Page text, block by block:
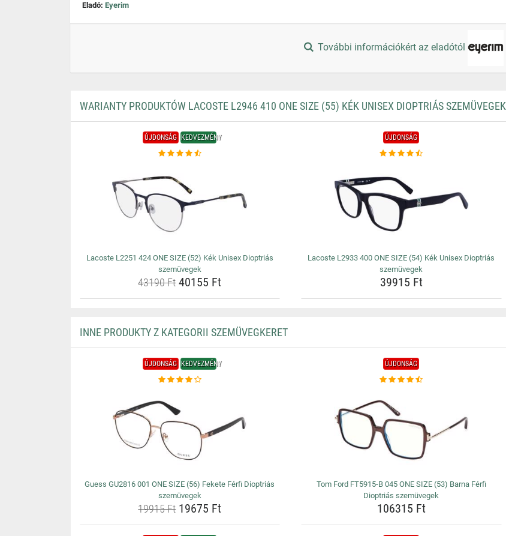
Eladó: Eyerim
További információkért az eladótól
WARIANTY PRODUKTÓW LACOSTE L2946 410 ONE SIZE (55) KÉK UNISEX DIOPTRIÁS SZEMÜVEGEK
ÚJDONSÁG KEDVEZMÉNY
Lacoste L2251 424 ONE SIZE (52) Kék Unisex Dioptriás
szemüvegek
43190 Ft40155 Ft
ÚJDONSÁG
Lacoste L2933 400 ONE SIZE (54) Kék Unisex Dioptriás
szemüvegek
39915 Ft
INNE PRODUKTY Z KATEGORII SZEMÜVEGKERET
ÚJDONSÁG KEDVEZMÉNY
Guess GU2816 001 ONE SIZE (56) Fekete Férfi Dioptriás
szemüvegek
19915 Ft19675 Ft
ÚJDONSÁG
Tom Ford FT5915-B 045 ONE SIZE (53) Barna Férfi
Dioptriás szemüvegek
106315 Ft